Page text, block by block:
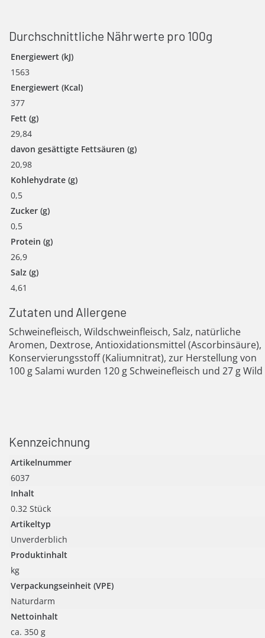
Durchschnittliche Nährwerte pro 100g
Energiewert (kJ)
1563
Energiewert (Kcal)
377
Fett (g)
29,84
davon gesättigte Fettsäuren (g)
20,98
Kohlehydrate (g)
0,5
Zucker (g)
0,5
Protein (g)
26,9
Salz (g)
4,61
Zutaten und Allergene
Schweinefleisch, Wildschweinfleisch, Salz, natürliche
Aromen, Dextrose, Antioxidationsmittel (Ascorbinsäure),
Konservierungsstoff (Kaliumnitrat), zur Herstellung von
100 g Salami wurden 120 g Schweinefleisch und 27 g Wild
Kennzeichnung
Artikelnummer
6037
Inhalt
0.32 Stück
Artikeltyp
Unverderblich
Produktinhalt
kg
Verpackungseinheit (VPE)
Naturdarm
Nettoinhalt
ca. 350 g